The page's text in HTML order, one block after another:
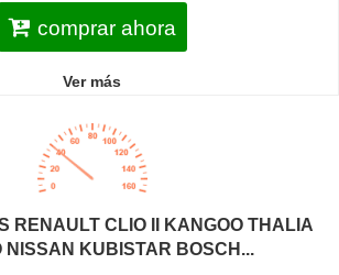
comprar ahora
Ver más
RENAULT CLIO II KANGOO THALIA
NISSAN KUBISTAR BOSCH...